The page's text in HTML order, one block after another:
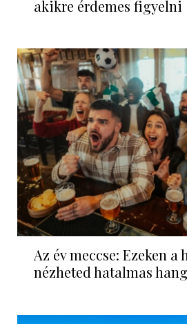
akikre érdemes figyelni
Az év meccse: Ezeken a
nézheted hatalmas